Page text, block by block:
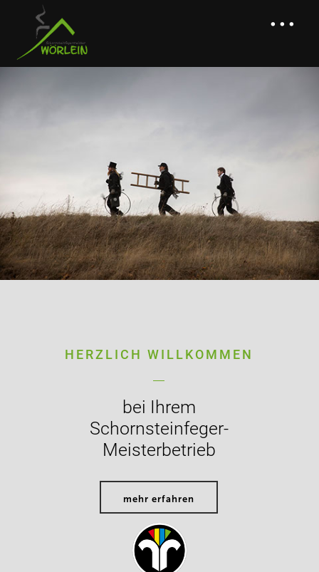
...
LEISTUNGEN
> KEHR- & ÜBERPRÜFUNGSARBEITEN
> BRANDSCHUTZ & BETRIEBSSICHERHEIT
IMPRESSUM
HERZLICH WILLKOMMEN
bei Ihrem
Schornsteinfeger-
Meisterbetrieb
mehr erfahren